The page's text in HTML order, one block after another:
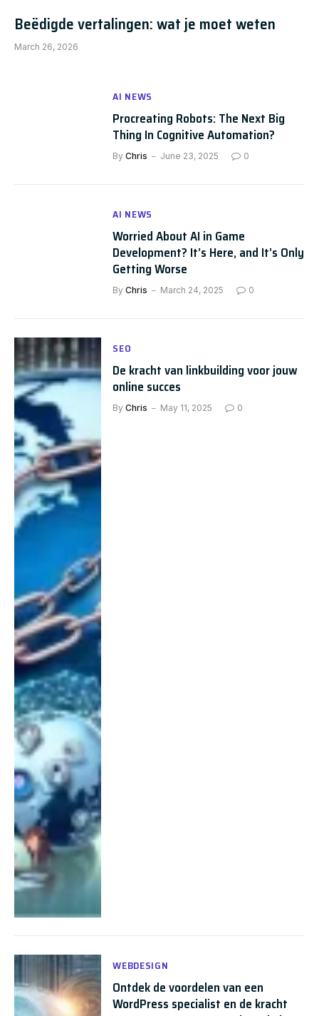
Beëdigde vertalingen: wat je moet weten
March 26, 2026
AI NEWS
Procreating Robots: The Next Big
Thing In Cognitive Automation?
By Chris June 23, 2025 0
AI NEWS
Worried About AI in Game
Development? It’s Here, and It’s Only
Getting Worse
By Chris March 24, 2025 0
SEO
De kracht van linkbuilding voor jouw
online succes
By Chris May 11, 2025 0
WEBDESIGN
Ontdek de voordelen van een
WordPress specialist en de kracht